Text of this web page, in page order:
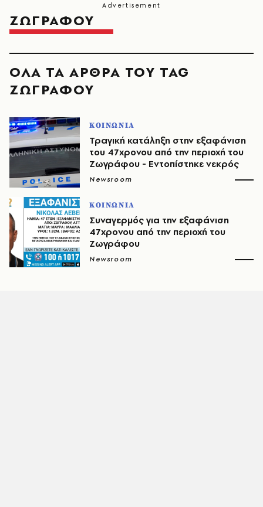
ΖΩΓΡΑΦΟΥ
ΟΛΑ ΤΑ ΑΡΘΡΑ ΤΟΥ TAG
ΖΩΓΡΑΦΟΥ
ΚΟΙΝΩΝΙΑ
Τραγική κατάληξη στην εξαφάνιση
του 47χρονου από την περιοχή του
Ζωγράφου - Εντοπίστηκε νεκρός
Newsroom
ΚΟΙΝΩΝΙΑ
Συναγερμός για την εξαφάνιση
47χρονου από την περιοχή του
Ζωγράφου
Newsroom